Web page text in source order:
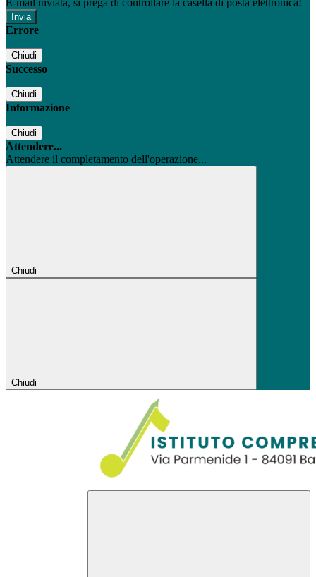
E-mail inviata, si prega di controllare la casella di posta elettronica!
Errore
Chiudi
Successo
Chiudi
Informazione
Chiudi
Attendere...
Attendere il completamento dell'operazione...
Chiudi
Chiudi